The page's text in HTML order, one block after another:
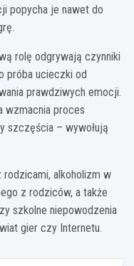
popycha je nawet do
rolę odgrywają czynniki
próba ucieczki od
prawdziwych emocji.
wzmacnia proces
szczęścia – wywołują
alkoholizm w
z rodziców, a także
szkolne niepowodzenia
gier czy Internetu.